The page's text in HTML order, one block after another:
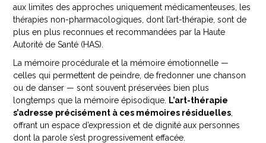
aux limites des approches uniquement médicamenteuses, les
thérapies non-pharmacologiques, dont l’art-thérapie, sont de
plus en plus reconnues et recommandées par la Haute
Autorité de Santé (HAS).
La mémoire procédurale et la mémoire émotionnelle —
celles qui permettent de peindre, de fredonner une chanson
ou de danser — sont souvent préservées bien plus
longtemps que la mémoire épisodique.
L’art-thérapie
s’adresse précisément à ces mémoires résiduelles
offrant un espace d’expression et de dignité aux personnes
dont la parole s’est progressivement effacée.